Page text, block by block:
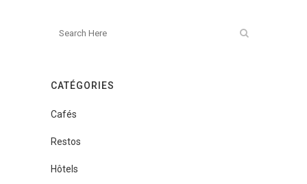
CATÉGORIES
Cafés
Restos
Hôtels